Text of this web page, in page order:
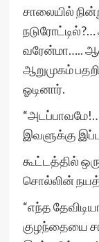
சாலையில்
வரேன்மா…..
ஆறுமுகம்
ஓடினார்.
இவளுக்கு
கூட்டத்தில்
சொல்லின்
“எந்த
குழந்தையை